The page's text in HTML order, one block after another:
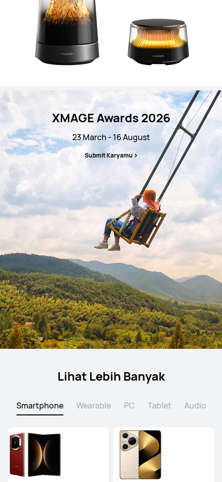
XMAGE Awards 2026
23 March - 16 August
Submit Karyamu
Lihat Lebih Banyak
Smartphone Wearable PC Tablet Audio